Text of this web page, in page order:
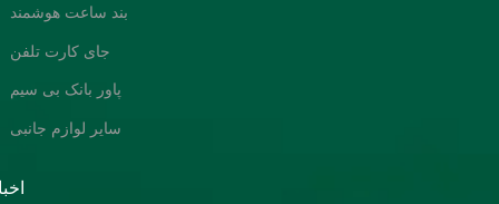
بند ساعت هوشمند
جای کارت تلفن
پاور بانک بی سیم
سایر لوازم جانبی